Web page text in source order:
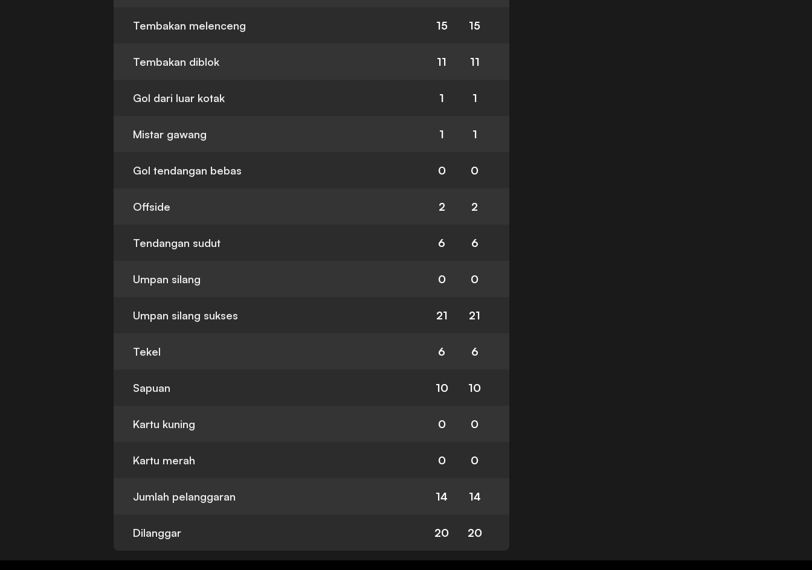
Tembakan melenceng 15 15
Tembakan diblok 11 11
Gol dari luar kotak 1 1
Mistar gawang 1 1
Gol tendangan bebas 0 0
Offside 2 2
Tendangan sudut 6 6
Umpan silang 0 0
Umpan silang sukses 21 21
Tekel 6 6
Sapuan 10 10
Kartu kuning 0 0
Kartu merah 0 0
Jumlah pelanggaran 14 14
Dilanggar 20 20